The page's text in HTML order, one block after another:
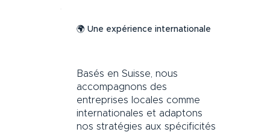
🌍 Une expérience internationale
Basés en Suisse, nous
accompagnons des
entreprises locales comme
internationales et adaptons
nos stratégies aux spécificités